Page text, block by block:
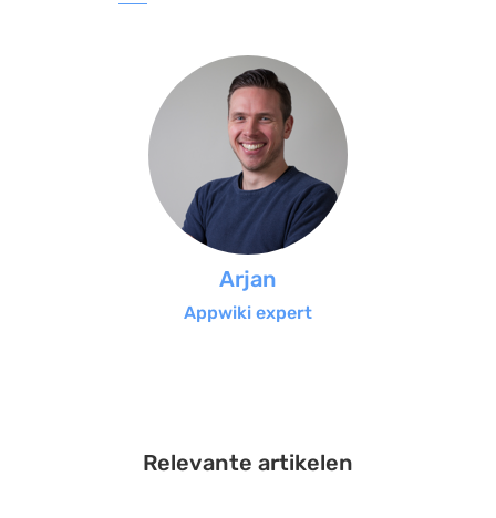
Arjan
Appwiki expert
Relevante artikelen